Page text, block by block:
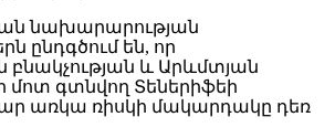
նախարարության
ընդգծում են, որ
և Արևմտյան
մոտ գտնվող Տեներիֆեի
առկա ռիսկի մակարդակը դեռ